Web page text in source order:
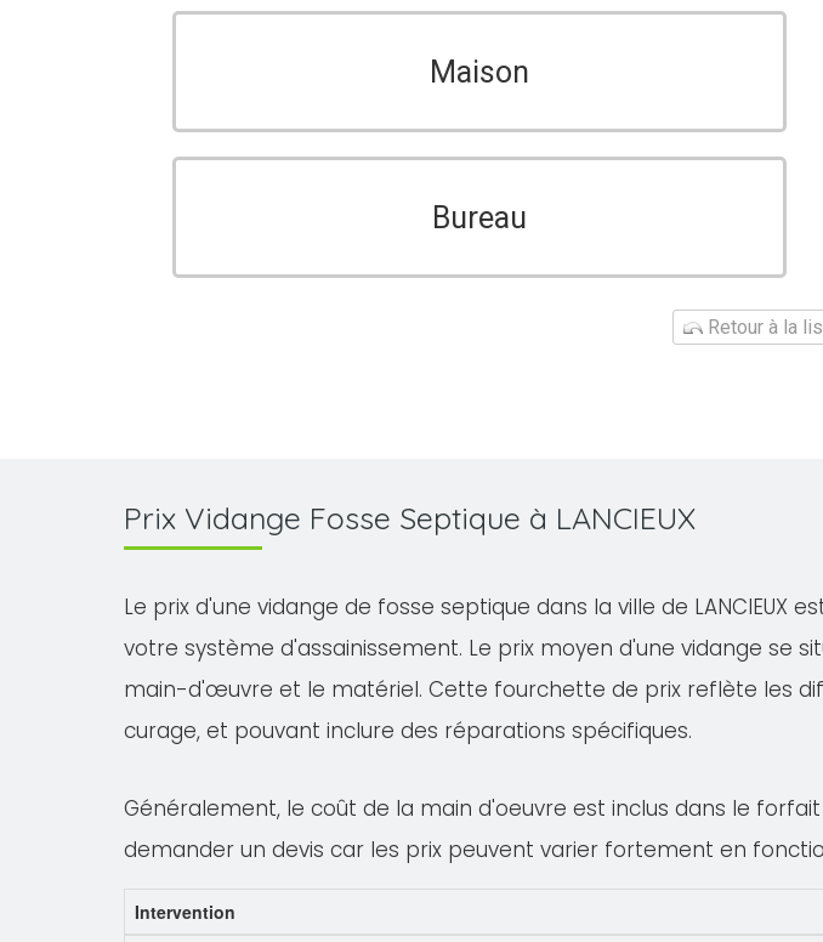
Maison
Bureau
Retour à la
Prix Vidange Fosse Septique à LANCIEUX
Le prix d'une vidange de fosse septique dans la ville de
votre système d'assainissement. Le prix moyen d'une vidange se
main-d'œuvre et le matériel. Cette fourchette de prix reflète les
curage, et pouvant inclure des réparations spécifiques.
Généralement, le coût de la main d'oeuvre est inclus dans le
demander un devis car les prix peuvent varier fortement en
Intervention